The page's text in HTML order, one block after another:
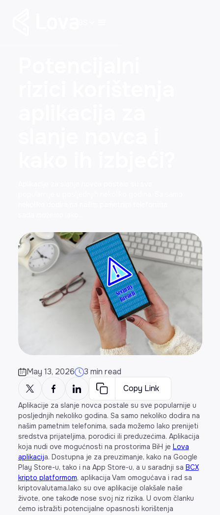
May 13, 2026
3 min read
Copy Link
Aplikacije za slanje novca postale su sve popularnije u
posljednjih nekoliko godina. Sa samo nekoliko dodira na
našim pametnim telefonima, sada možemo lako prenijeti
sredstva prijateljima, porodici ili preduzećima. Aplikacija
koja nudi ove mogućnosti na prostorima BiH je Lova
aplikacija. Dostupna je za preuzimanje, kako na Google
Play Store-u, tako i na App Store-u, a u saradnji sa BCX
kripto platformom, aplikacija Vam omogućava i rad sa
kriptovalutama.Iako su ove aplikacije olakšale naše
živote, one takođe nose svoj niz rizika. U ovom članku
ćemo istražiti potencijalne opasnosti korištenja